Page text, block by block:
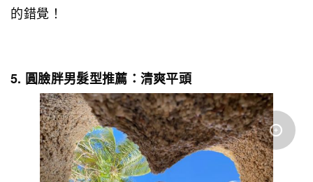
的錯覺！
5. 圓臉胖男髮型推薦：清爽平頭